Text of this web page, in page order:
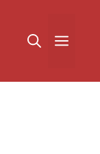
القائمة